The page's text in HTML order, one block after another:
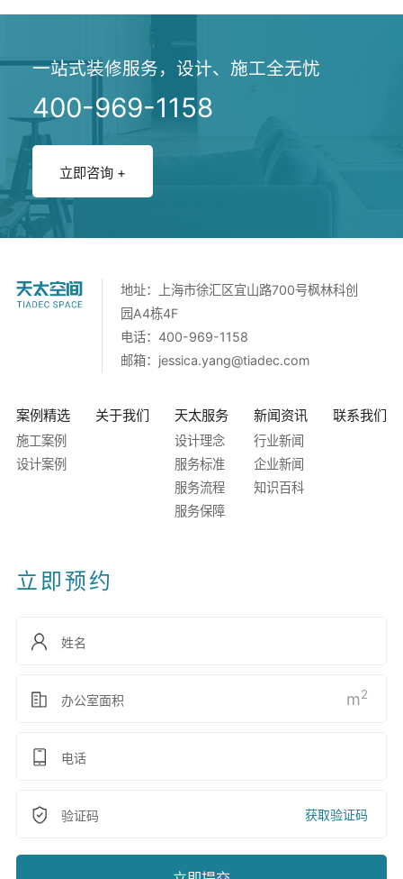
一站式装修服务，设计、施工全无忧
400-969-1158
立即咨询 +
地址：上海市徐汇区宜山路700号枫林科创
园A4栋4F
电话：400-969-1158
邮箱： jessica.yang@tiadec.com
案例精选
施工案例
设计案例
关于我们 天太服务
设计理念
服务标准
服务流程
服务保障
新闻资讯
行业新闻
企业新闻
知识百科
联系我们
立即预约
m2
获取验证码